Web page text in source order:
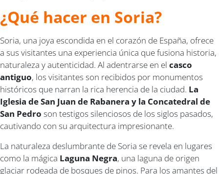
¿Qué hacer en Soria?
Soria, una joya escondida en el corazón de España, ofrece
a sus visitantes una experiencia única que fusiona historia,
naturaleza y autenticidad. Al adentrarse en el casco
antiguo, los visitantes son recibidos por monumentos
históricos que narran la rica herencia de la ciudad. La
Iglesia de San Juan de Rabanera y la Concatedral de
San Pedro son testigos silenciosos de los siglos pasados,
cautivando con su arquitectura impresionante.
La naturaleza deslumbrante de Soria se revela en lugares
como la mágica Laguna Negra, una laguna de origen
glaciar rodeada de bosques de pinos. Para los amantes del